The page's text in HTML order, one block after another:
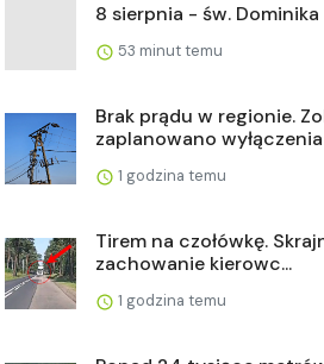
8 sierpnia - św. Dominika
53 minut temu
Brak prądu w regionie.
zaplanowano wyłączenia
1 godzina temu
Tirem na czołówkę.
zachowanie kierowc...
1 godzina temu